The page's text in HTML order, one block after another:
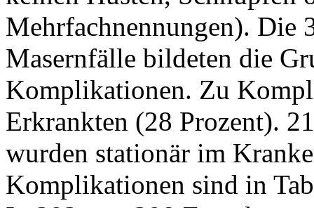
Mehrfachnennungen). Die
Masernfälle bildeten die
Komplikationen. Zu
Erkrankten (28 Prozent).
wurden stationär im
Komplikationen sind in